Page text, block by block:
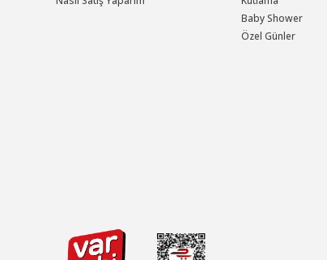
Baby Shower
Özel Günler